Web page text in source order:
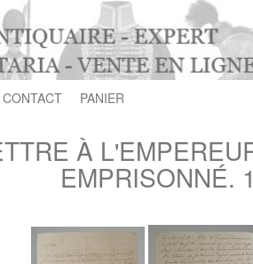
CONTACT PANIER
À
EMPRISONNÉ.